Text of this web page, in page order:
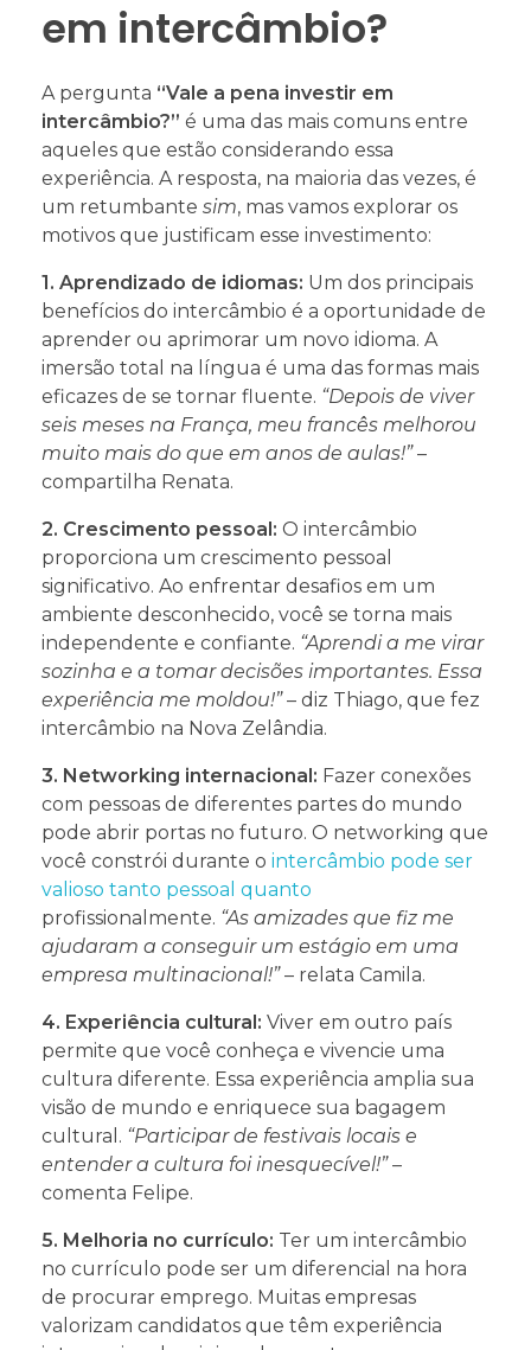
em intercâmbio?
A pergunta “Vale a pena investir em
intercâmbio?” é uma das mais comuns entre
aqueles que estão considerando essa
experiência. A resposta, na maioria das vezes, é
um retumbante sim, mas vamos explorar os
motivos que justificam esse investimento:
1. Aprendizado de idiomas: Um dos principais
benefícios do intercâmbio é a oportunidade de
aprender ou aprimorar um novo idioma. A
imersão total na língua é uma das formas mais
eficazes de se tornar fluente. “Depois de viver
seis meses na França, meu francês melhorou
muito mais do que em anos de aulas!”–
compartilha Renata.
2. Crescimento pessoal: O intercâmbio
proporciona um crescimento pessoal
significativo. Ao enfrentar desafios em um
ambiente desconhecido, você se torna mais
independente e confiante. “Aprendi a me virar
sozinha e a tomar decisões importantes. Essa
experiência me moldou!”– diz Thiago, que fez
intercâmbio na Nova Zelândia.
3. Networking internacional: Fazer conexões
com pessoas de diferentes partes do mundo
pode abrir portas no futuro. O networking que
você constrói durante o intercâmbio pode ser
valioso tanto pessoal quanto
profissionalmente. “As amizades que fiz me
ajudaram a conseguir um estágio em uma
empresa multinacional!”– relata Camila.
4. Experiência cultural: Viver em outro país
permite que você conheça e vivencie uma
cultura diferente. Essa experiência amplia sua
visão de mundo e enriquece sua bagagem
cultural. “Participar de festivais locais e
entender a cultura foi inesquecível!”–
comenta Felipe.
5. Melhoria no currículo: Ter um intercâmbio
no currículo pode ser um diferencial na hora
de procurar emprego. Muitas empresas
valorizam candidatos que têm experiência